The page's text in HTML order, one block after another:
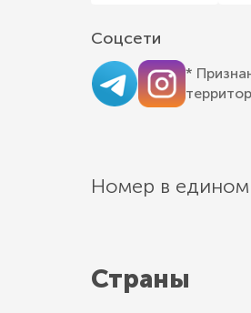
Соцсети
*
Номер в едином
Страны